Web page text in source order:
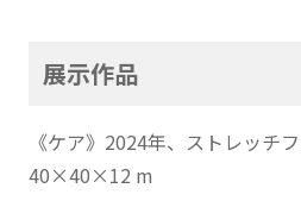
展示作品
《ケア》2024年、ストレッチフ
40×40×12 m